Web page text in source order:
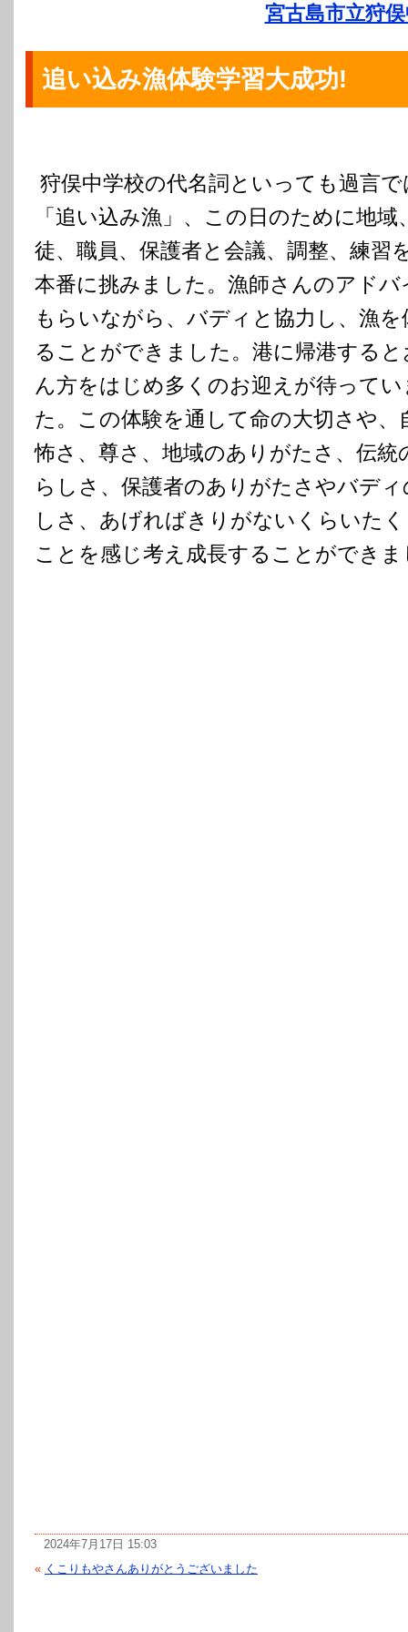
宮古島市立狩
追い込み漁体験学習大成功!
狩俣中学校の代名詞といっても過言
「追い込み漁」、この日のために地域
徒、職員、保護者と会議、調整、練習
本番に挑みました。漁師さんのアドバ
もらいながら、バディと協力し、漁を
ることができました。港に帰港する
ん方をはじめ多くのお迎えが待って
た。この体験を通して命の大切さや、
怖さ、尊さ、地域のありがたさ、伝統
らしさ、保護者のありがたさやバデ
しさ、あげればきりがないくらいた
ことを感じ考え成長することができ
2024年7月17日 15:03
« くこりもやさんありがとうございました